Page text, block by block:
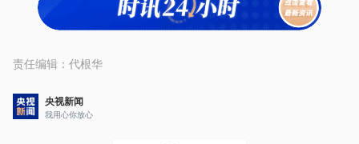
责任编辑： 代根华
央视新闻
我用心你放心